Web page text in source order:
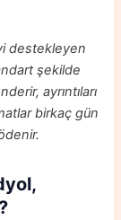
destekleyen
şekilde
ayrıntıları
birkaç gün